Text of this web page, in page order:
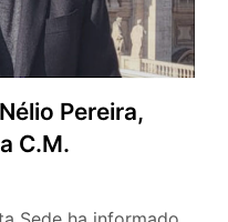
Pereira,
C.M.